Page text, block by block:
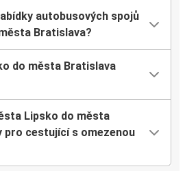
autobusových spojů
Bratislava?
do města Bratislava
Lipsko do města
pro cestující s omezenou